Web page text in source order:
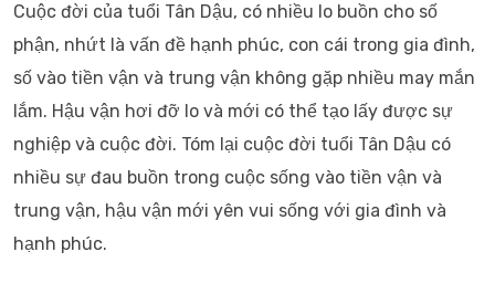
Cuộc đời của tuổi Tân Dậu, có nhiều lo buồn cho số
phận, nhứt là vấn đề hạnh phúc, con cái trong gia đình,
số vào tiền vận và trung vận không gặp nhiều may mắn
lắm. Hậu vận hơi đỡ lo và mới có thể tạo lấy được sự
nghiệp và cuộc đời. Tóm lại cuộc đời tuổi Tân Dậu có
nhiều sự đau buồn trong cuộc sống vào tiền vận và
trung vận, hậu vận mới yên vui sống với gia đình và
hạnh phúc.